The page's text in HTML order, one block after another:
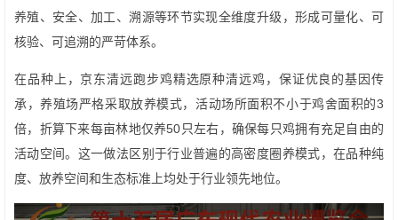
养殖、安全、加工、溯源等环节实现全维度升级，形成可量化、可
核验、可追溯的严苛体系。
在品种上，京东清远跑步鸡精选原种清远鸡，保证优良的基因传
承，养殖场严格采取放养模式，活动场所面积不小于鸡舍面积的3
倍，折算下来每亩林地仅养50只左右，确保每只鸡拥有充足自由的
活动空间。这一做法区别于行业普遍的高密度圈养模式，在品种纯
度、放养空间和生态标准上均处于行业领先地位。